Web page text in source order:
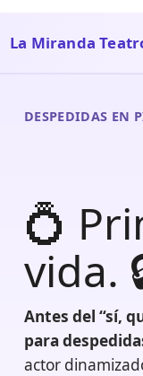
La Miranda
DESPEDIDAS EN
💍
vida.
Antes del “sí,
para
actor